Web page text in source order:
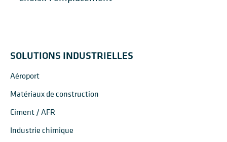
SOLUTIONS INDUSTRIELLES
Aéroport
Matériaux de construction
Ciment / AFR
Industrie chimique